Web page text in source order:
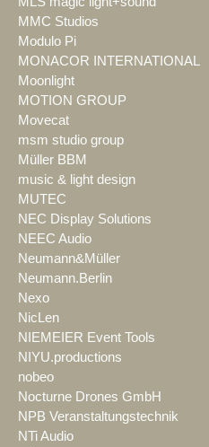
MMC Studios
Modulo Pi
MONACOR INTERNATIONAL
Moonlight
MOTION GROUP
Movecat
msm studio group
Müller BBM
music & light design
MUTEC
NEC Display Solutions
NEEC Audio
Neumann&Müller
Neumann.Berlin
Nexo
NicLen
NIEMEIER Event Tools
NIYU.productions
nobeo
Nocturne Drones GmbH
NPB Veranstaltungstechnik
NTi Audio